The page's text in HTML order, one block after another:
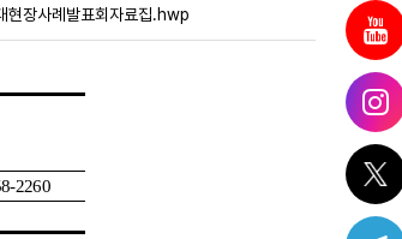
장사례발표회자료집.hwp
2260